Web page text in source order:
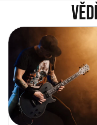
Vítejte na novém e-
City